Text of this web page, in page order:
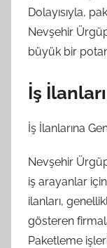
Dolayısıyla,
Nevşehir
büyük bir
İş
İş İlanlarına
Nevşehir
iş arayanlar
ilanları,
gösteren
Paketleme